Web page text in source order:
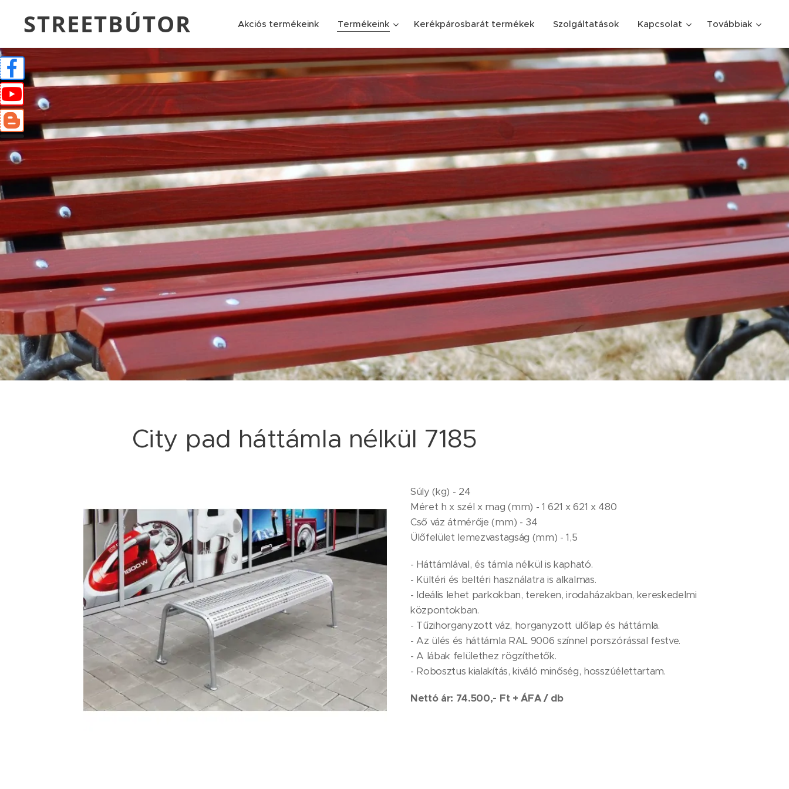
STREETBÚTOR Akciós termékeink Termékeink Kerékpárosbarát termékek Szolgáltatások Kapcsolat Továbbiak
City pad háttámla nélkül 7185
Súly (kg) - 24
Méret h x szél x mag (mm) - 1 621 x 621 x 480
Cső váz átmérője (mm) - 34
Ülőfelület lemezvastagság (mm) - 1,5
- Háttámlával, és támla nélkül is kapható.
- Kültéri és beltéri használatra is alkalmas.
- Ideális lehet parkokban, tereken, irodaházakban, kereskedelmi
központokban.
- Tűzihorganyzott váz, horganyzott ülőlap és háttámla.
- Az ülés és háttámla RAL 9006 színnel porszórással festve.
- A lábak felülethez rögzíthetők.
- Robosztus kialakítás, kiváló minőség, hosszúélettartam.
Nettó ár: 74.500,- Ft + ÁFA / db